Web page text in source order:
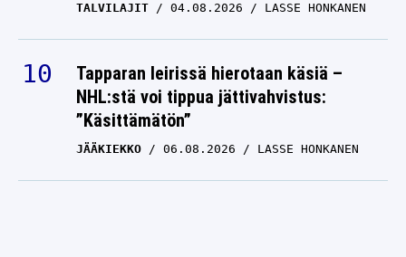
TALVILAJIT 04.08.2026 LASSE HONKANEN
Tapparan leirissä hierotaan käsiä –
NHL:stä voi tippua jättivahvistus:
”Käsittämätön”
JÄÄKIEKKO 06.08.2026 LASSE HONKANEN